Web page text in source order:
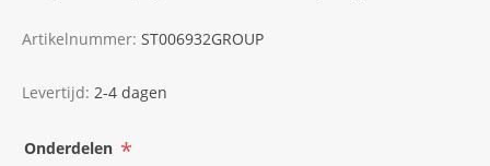
Artikelnummer: ST006932GROUP
Levertijd: 2-4 dagen
Onderdelen *